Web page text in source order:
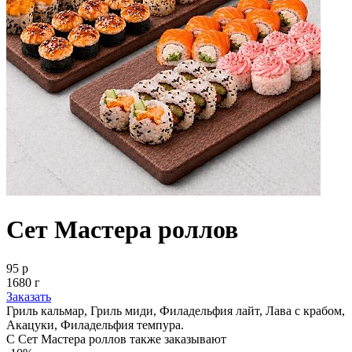
Сет Мастера роллов
95 р
1680 г
Заказать
Гриль кальмар, Гриль миди, Филадельфия лайт, Лава с крабом,
Акацуки, Филадельфия темпура.
С Сет Мастера роллов также заказывают